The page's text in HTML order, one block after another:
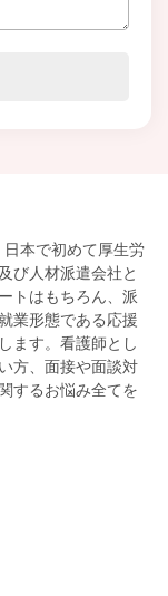
日本で初めて厚生労
び人材派遣会社と
トはもちろん、派
業形態である応援
ます。看護師とし
方、面接や面談対
するお悩み全てを